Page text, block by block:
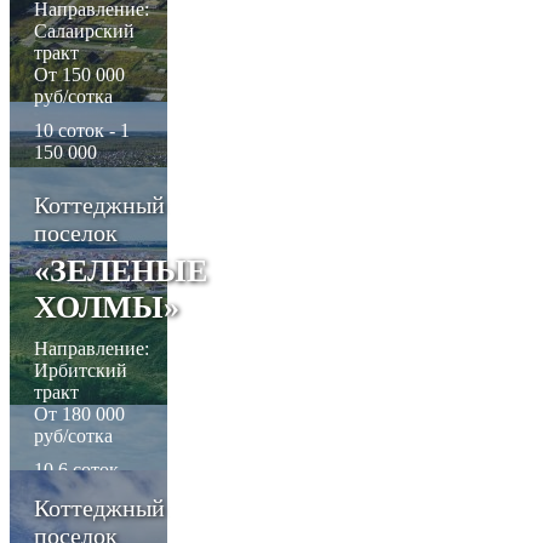
2 500 000
рублей
Направление:
Салаирский
тракт
От 150 000
руб/сотка
10 соток - 1
150 000
рублей
8 соток - 1
240 000
рублей
10 соток - 1
280 000
рублей
Коттеджный
поселок
«ЗЕЛЕНЫЕ
ХОЛМЫ»
Направление:
Ирбитский
тракт
От 180 000
руб/сотка
10,6 соток -
2 900 000
рублей
10,6 соток -
Коттеджный
поселок